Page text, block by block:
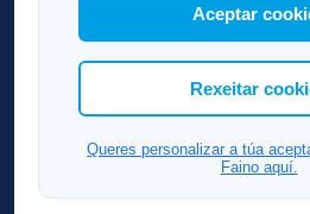
Así mesmo, podes
cookies que desexas permitir.
Aceptar
Rexeitar
Queres personalizar a túa
Faino aquí.
FERROLXA